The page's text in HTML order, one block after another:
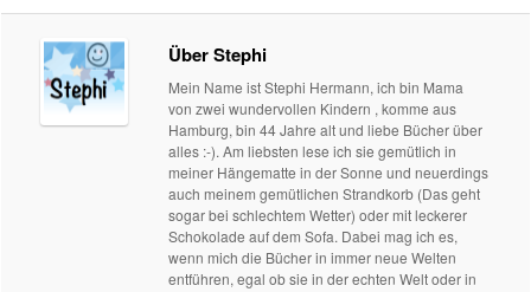
Über Stephi
Mein Name ist Stephi Hermann, ich bin Mama
von zwei wundervollen Kindern , komme aus
Hamburg, bin 44 Jahre alt und liebe Bücher über
alles :-). Am liebsten lese ich sie gemütlich in
meiner Hängematte in der Sonne und neuerdings
auch meinem gemütlichen Strandkorb (Das geht
sogar bei schlechtem Wetter) oder mit leckerer
Schokolade auf dem Sofa. Dabei mag ich es,
wenn mich die Bücher in immer neue Welten
entführen, egal ob sie in der echten Welt oder in